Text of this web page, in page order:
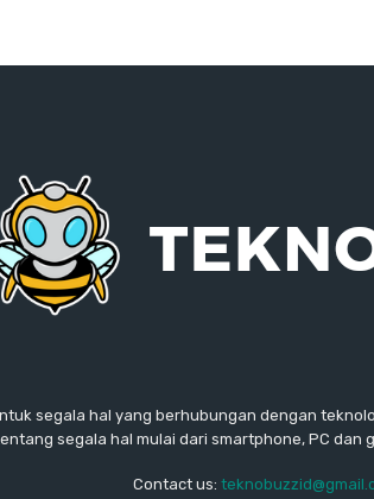
segala hal yang berhubungan dengan
segala hal mulai dari smartphone, PC dan
Contact us: